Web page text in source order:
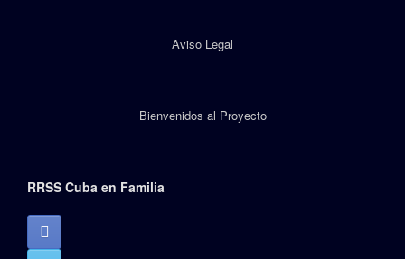
Aviso Legal
Bienvenidos al Proyecto
RRSS Cuba en Familia